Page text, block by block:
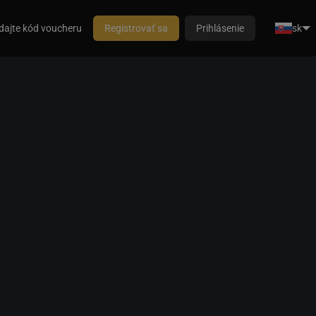
kód voucheru Registrovať sa Prihlásenie sk